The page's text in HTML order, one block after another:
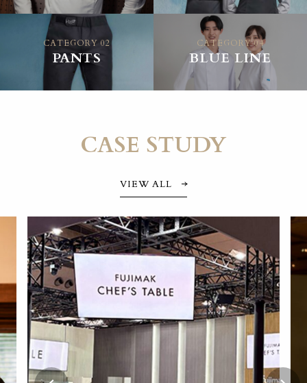
CATEGORY 02
PANTS
CATEGORY 04
BLUE LINE
CASE STUDY
VIEW ALL